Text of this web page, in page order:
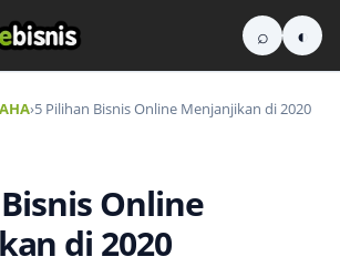
⌕ ◐
›5 Pilihan Bisnis Online Menjanjikan di 2020
Online
di 2020